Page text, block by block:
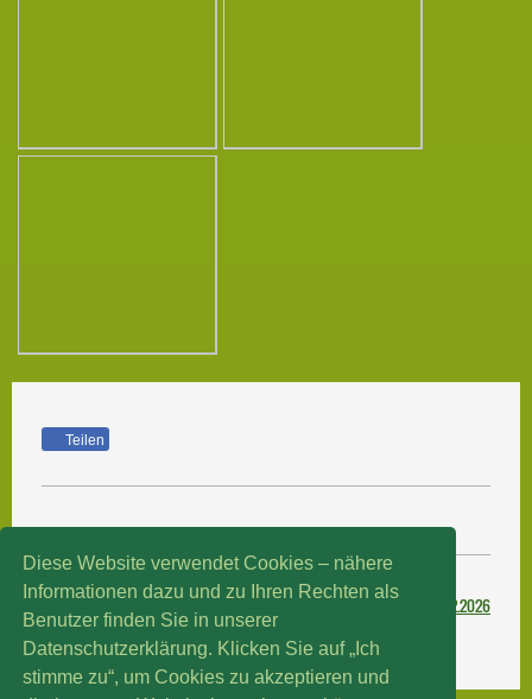
Diese Website verwendet Cookies – nähere
Informationen dazu und zu Ihren Rechten als
Benutzer finden Sie in unserer
Datenschutzerklärung. Klicken Sie auf „Ich
stimme zu“, um Cookies zu akzeptieren und
Teilen
21.02.2026